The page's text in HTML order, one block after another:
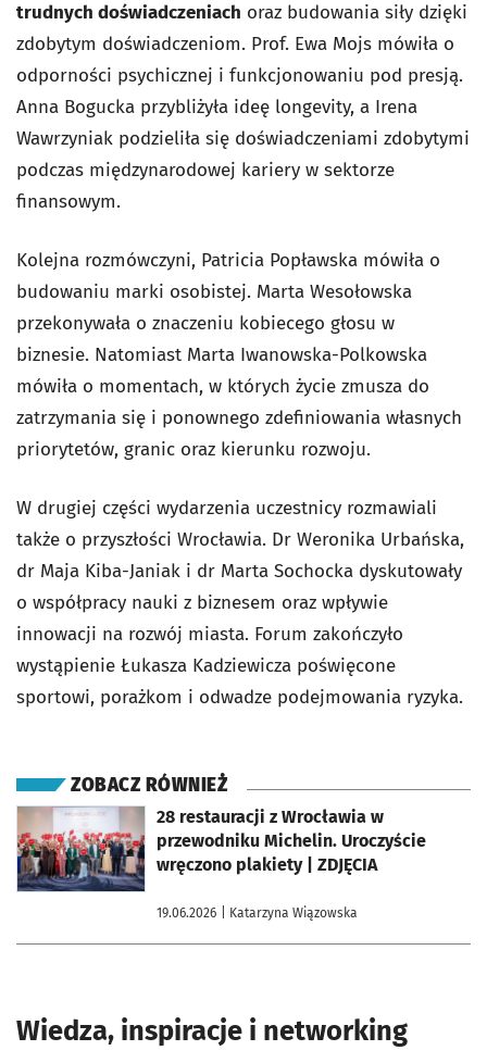
trudnych doświadczeniach oraz budowania siły dzięki
zdobytym doświadczeniom. Prof. Ewa Mojs mówiła o
odporności psychicznej i funkcjonowaniu pod presją.
Anna Bogucka przybliżyła ideę longevity, a Irena
Wawrzyniak podzieliła się doświadczeniami zdobytymi
podczas międzynarodowej kariery w sektorze
finansowym.
Kolejna rozmówczyni, Patricia Popławska mówiła o
budowaniu marki osobistej. Marta Wesołowska
przekonywała o znaczeniu kobiecego głosu w
biznesie. Natomiast Marta Iwanowska-Polkowska
mówiła o momentach, w których życie zmusza do
zatrzymania się i ponownego zdefiniowania własnych
priorytetów, granic oraz kierunku rozwoju.
W drugiej części wydarzenia uczestnicy rozmawiali
także o przyszłości Wrocławia. Dr Weronika Urbańska,
dr Maja Kiba-Janiak i dr Marta Sochocka dyskutowały
o współpracy nauki z biznesem oraz wpływie
innowacji na rozwój miasta. Forum zakończyło
wystąpienie Łukasza Kadziewicza poświęcone
sportowi, porażkom i odwadze podejmowania ryzyka.
ZOBACZ RÓWNIEŻ
28 restauracji z Wrocławia w
przewodniku Michelin. Uroczyście
wręczono plakiety | ZDJĘCIA
19.06.2026 | Katarzyna Wiązowska
otworzy się w nowej karcie
Wiedza, inspiracje i networking